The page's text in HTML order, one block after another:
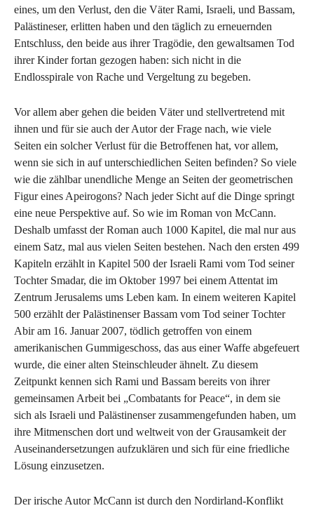
eines, um den Verlust, den die Väter Rami, Israeli, und Bassam,
Palästineser, erlitten haben und den täglich zu erneuernden
Entschluss, den beide aus ihrer Tragödie, den gewaltsamen Tod
ihrer Kinder fortan gezogen haben: sich nicht in die
Endlosspirale von Rache und Vergeltung zu begeben.
Vor allem aber gehen die beiden Väter und stellvertretend mit
ihnen und für sie auch der Autor der Frage nach, wie viele
Seiten ein solcher Verlust für die Betroffenen hat, vor allem,
wenn sie sich in auf unterschiedlichen Seiten befinden? So viele
wie die zählbar unendliche Menge an Seiten der geometrischen
Figur eines Apeirogons? Nach jeder Sicht auf die Dinge springt
eine neue Perspektive auf. So wie im Roman von McCann.
Deshalb umfasst der Roman auch 1000 Kapitel, die mal nur aus
einem Satz, mal aus vielen Seiten bestehen. Nach den ersten 499
Kapiteln erzählt in Kapitel 500 der Israeli Rami vom Tod seiner
Tochter Smadar, die im Oktober 1997 bei einem Attentat im
Zentrum Jerusalems ums Leben kam. In einem weiteren Kapitel
500 erzählt der Palästinenser Bassam vom Tod seiner Tochter
Abir am 16. Januar 2007, tödlich getroffen von einem
amerikanischen Gummigeschoss, das aus einer Waffe abgefeuert
wurde, die einer alten Steinschleuder ähnelt. Zu diesem
Zeitpunkt kennen sich Rami und Bassam bereits von ihrer
gemeinsamen Arbeit bei „Combatants for Peace“, in dem sie
sich als Israeli und Palästinenser zusammengefunden haben, um
ihre Mitmenschen dort und weltweit von der Grausamkeit der
Auseinandersetzungen aufzuklären und sich für eine friedliche
Lösung einzusetzen.
Der irische Autor McCann ist durch den Nordirland-Konflikt